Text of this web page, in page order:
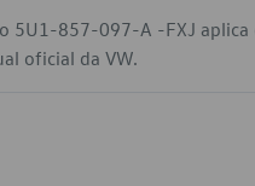
5U1-857-097-A -FXJ aplica
oficial da VW.